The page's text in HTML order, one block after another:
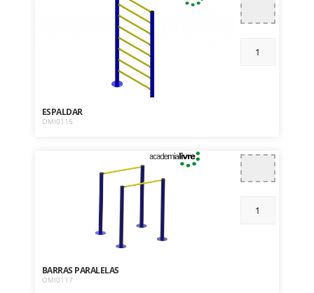
ESPALDAR
OMI0115
BARRAS PARALELAS
OMI0117